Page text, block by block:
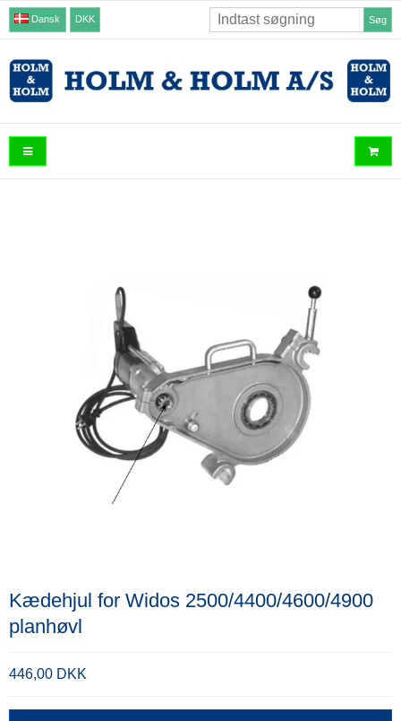
Dansk DKK Søg
Kædehjul for Widos 2500/4400/4600/4900
planhøvl
446,00 DKK